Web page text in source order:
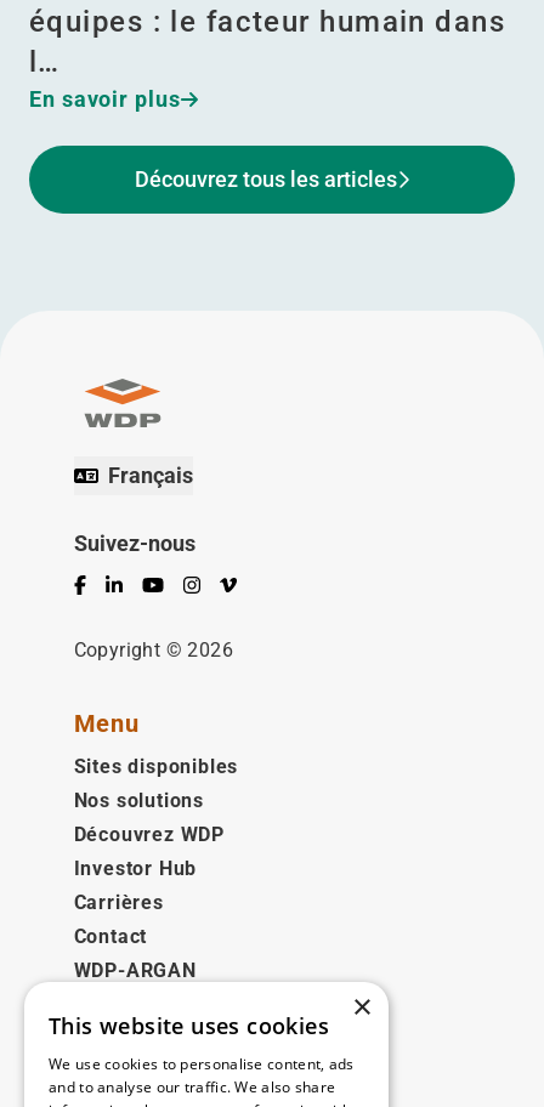
équipes : le facteur humain dans
l…
En savoir plus
Découvrez tous les articles
Français
Suivez-nous
Facebook
LinkedInYouTubeInstagram
Vimeo
Copyright © 2026
Menu
Sites disponibles
Nos solutions
Découvrez WDP
Investor Hub
Carrières
Contact
WDP-ARGAN
Juridique
Disclaimer
×
This website uses cookies
We use cookies to personalise content, ads
and to analyse our traffic. We also share